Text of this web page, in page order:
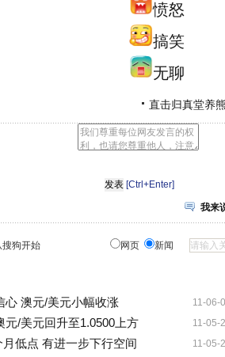
愤怒
搞笑
无聊
直击归真堂养
[Ctrl+Enter]
我来
搜狗开始 网页 新闻
11-06-
心 澳元/美元小幅收涨
11-05-
元/美元回升至1.0500上方
11-05-
低点 有进一步下行空间